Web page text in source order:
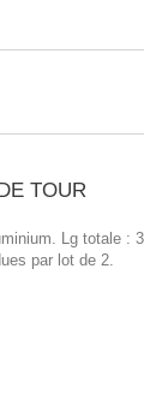
TOUR
Lg totale :
par lot de 2.